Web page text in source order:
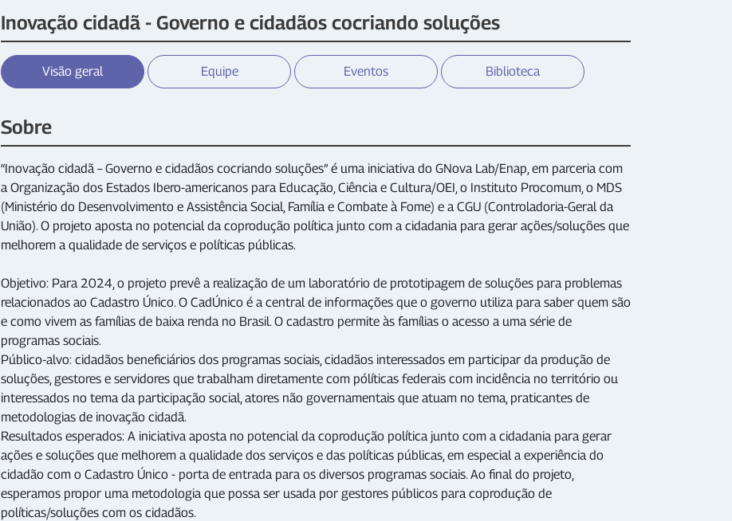
Inovação cidadã - Governo e cidadãos cocriando soluções
Visão geral Equipe Eventos Biblioteca
Sobre
“Inovação cidadã – Governo e cidadãos cocriando soluções” é uma iniciativa do GNova Lab/Enap, em parceria com
a Organização dos Estados Ibero-americanos para Educação, Ciência e Cultura/OEI, o Instituto Procomum, o MDS
(Ministério do Desenvolvimento e Assistência Social, Família e Combate à Fome) e a CGU (Controladoria-Geral da
União). O projeto aposta no potencial da coprodução política junto com a cidadania para gerar ações/soluções que
melhorem a qualidade de serviços e políticas públicas.
Objetivo: Para 2024, o projeto prevê a realização de um laboratório de prototipagem de soluções para problemas
relacionados ao Cadastro Único. O CadÚnico é a central de informações que o governo utiliza para saber quem são
e como vivem as famílias de baixa renda no Brasil. O cadastro permite às famílias o acesso a uma série de
programas sociais.
Público-alvo: cidadãos beneficiários dos programas sociais, cidadãos interessados em participar da produção de
soluções, gestores e servidores que trabalham diretamente com pólíticas federais com incidência no território ou
interessados no tema da participação social, atores não governamentais que atuam no tema, praticantes de
metodologias de inovação cidadã.
Resultados esperados: A iniciativa aposta no potencial da coprodução política junto com a cidadania para gerar
ações e soluções que melhorem a qualidade dos serviços e das políticas públicas, em especial a experiência do
cidadão com o Cadastro Único - porta de entrada para os diversos programas sociais. Ao final do projeto,
esperamos propor uma metodologia que possa ser usada por gestores públicos para coprodução de
políticas/soluções com os cidadãos.